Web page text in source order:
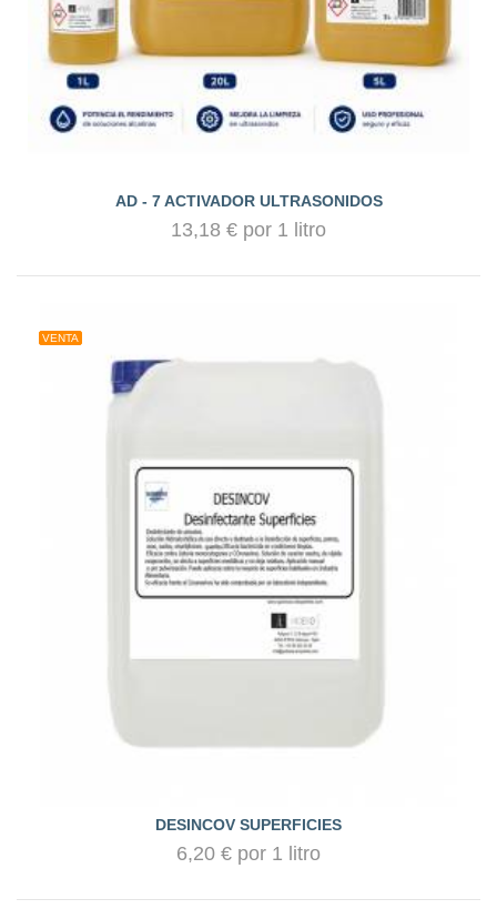
AD - 7 ACTIVADOR ULTRASONIDOS
13,18 € por 1 litro
VENTA
DESINCOV SUPERFICIES
6,20 € por 1 litro